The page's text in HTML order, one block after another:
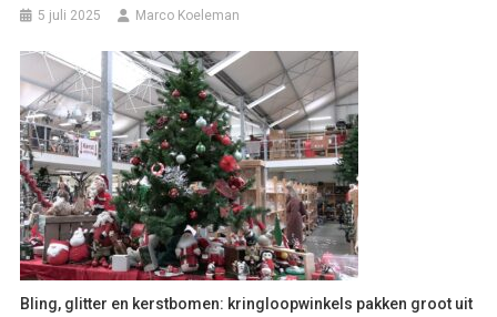
5 juli 2025 Marco Koeleman
Bling, glitter en kerstbomen: kringloopwinkels pakken groot uit